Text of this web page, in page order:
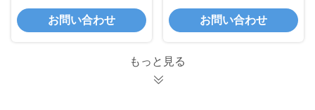
ンド 巻き込み機
お問い合わせ
グバンドラインのため
のPPタイダウンストラ
お問い合わせ
もっと見る